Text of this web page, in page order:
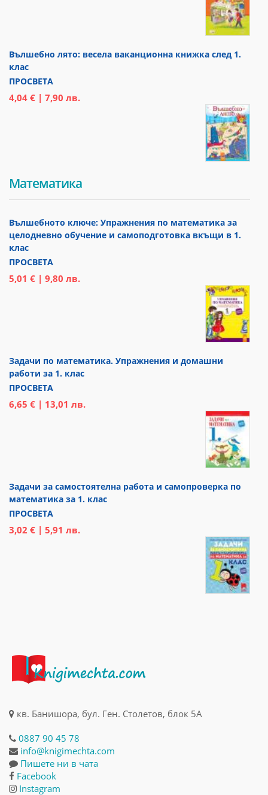
Вълшебно лято: весела ваканционна книжка след 1.
клас
ПРОСВЕТА
4,04 € | 7,90 лв.
Математика
Вълшебното ключе: Упражнения по математика за
целодневно обучение и самоподготовка вкъщи в 1.
клас
ПРОСВЕТА
5,01 € | 9,80 лв.
Задачи по математика. Упражнения и домашни
работи за 1. клас
ПРОСВЕТА
6,65 € | 13,01 лв.
Задачи за самостоятелна работа и самопроверка по
математика за 1. клас
ПРОСВЕТА
3,02 € | 5,91 лв.
кв. Банишора, бул. Ген. Столетов, блок 5А
0887 90 45 78
info@knigimechta.com
Пишете ни в чата
Facebook
Instagram